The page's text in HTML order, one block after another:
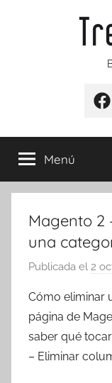
Menú
Magento 2
una
Publicada el 2
Cómo eliminar
página de
saber qué
– Eliminar